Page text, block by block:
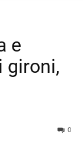
e
gironi,
0